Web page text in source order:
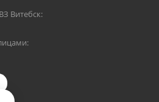
Витебск: